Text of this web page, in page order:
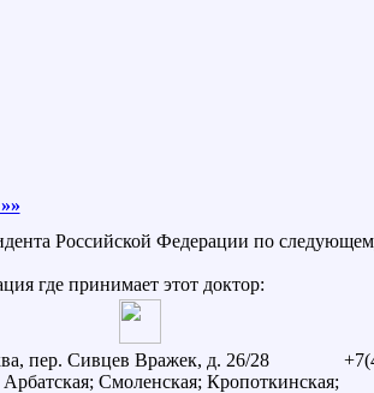
Российской Федерации по
где принимает этот доктор:
пер. Сивцев Вражек, д. 26/28
Смоленская; Кропоткинская;